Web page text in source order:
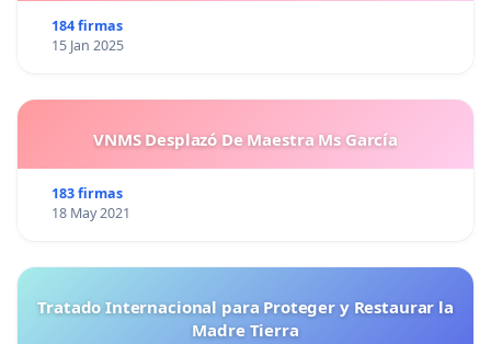
184 firmas
15 Jan 2025
VNMS Desplazó De Maestra Ms García
183 firmas
18 May 2021
Tratado Internacional para Proteger y Restaurar la
Madre Tierra